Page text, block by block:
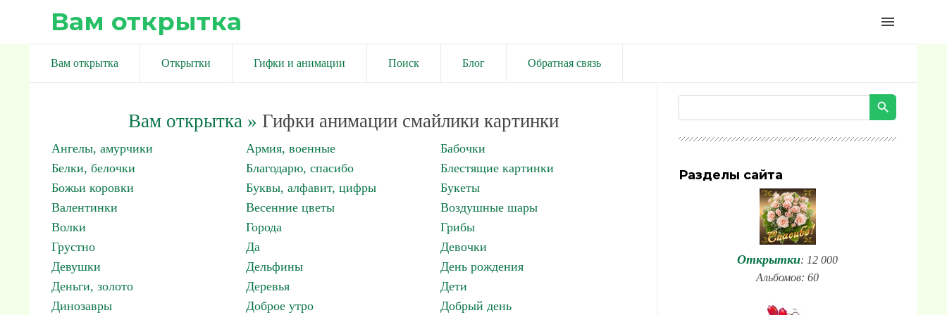
Вам открытка menu
Вам открытка Открытки Гифки и анимации Поиск Блог Обратная связь
Вам открытка» Гифки анимации смайлики картинки
Ангелы, амурчики Армия, военные
Бабочки
Белки, белочки
Благодарю, спасибо
Блестящие картинки
Божьи коровки
Буквы, алфавит, цифры
Букеты
Валентинки
Весенние цветы
Воздушные шары
Волки
Города
Грибы
Грустно
Да
Девочки
Девушки
Дельфины
День рождения
Деньги, золото
Деревья
Дети
Динозавры
Доброе утро
Добрый день
Разделы сайта
Открытки: 12 000
Альбомов: 60